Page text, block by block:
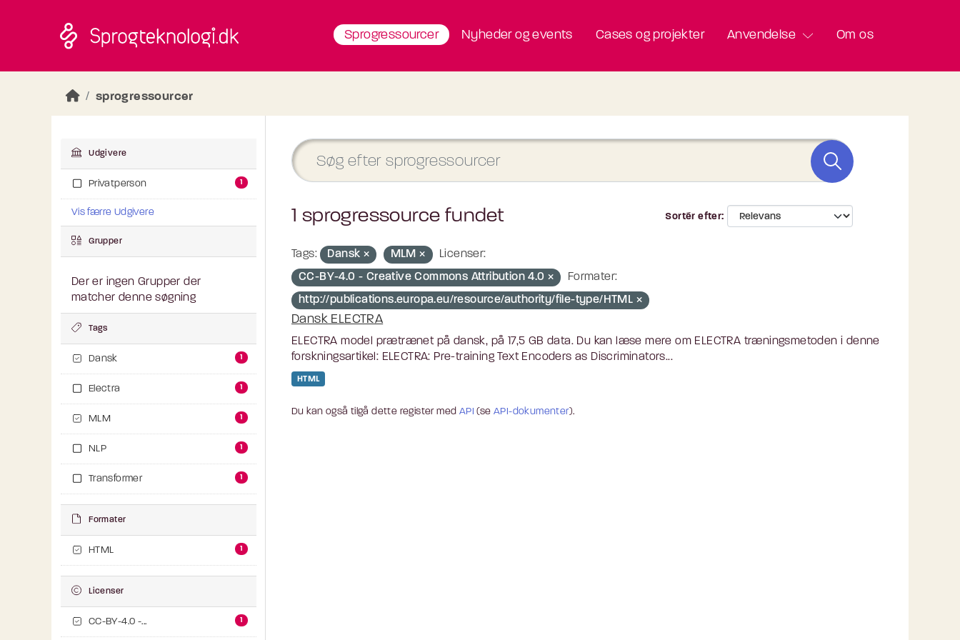
Sprogressourcer Nyheder og events Cases og projekter Anvendelse Om os
sprogressourcer
Udgivere
Privatperson 1
Vis færre Udgivere
Grupper
Der er ingen Grupper der
matcher denne søgning
Tags
Dansk 1
Electra 1
MLM 1
NLP 1
Transformer 1
Formater
HTML 1
Licenser
CC-BY-4.0 -... 1
Sortér efter
1 sprogressource fundet
Tags: Dansk MLM
Licenser:
CC-BY-4.0 - Creative Commons Attribution 4.0
Formater:
http://publications.europa.eu/resource/authority/file-type/HTML
Dansk ELECTRA
ELECTRA model prætrænet på dansk, på 17,5 GB data. Du kan læse mere om ELECTRA træningsmetoden i denne
forskningsartikel: ELECTRA: Pre-training Text Encoders as Discriminators...
HTML
Du kan også tilgå dette register med API (seAPI-dokumenter).